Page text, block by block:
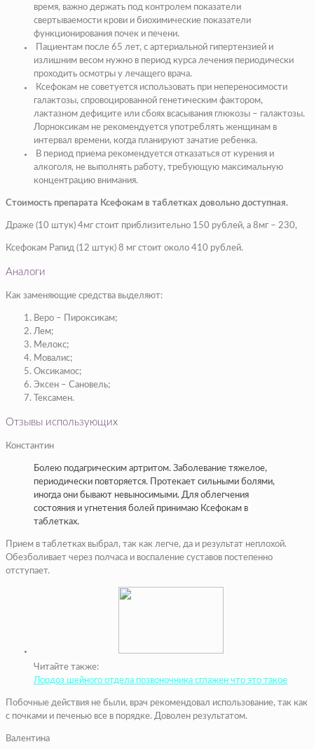
время, важно держать под контролем показатели
свертываемости крови и биохимические показатели
функционирования почек и печени.
Пациентам после 65 лет, с артериальной гипертензией и
излишним весом нужно в период курса лечения периодически
проходить осмотры у лечащего врача.
Ксефокам не советуется использовать при непереносимости
галактозы, спровоцированной генетическим фактором,
лактазном дефиците или сбоях всасывания глюкозы – галактозы.
Лорноксикам не рекомендуется употреблять женщинам в
интервал времени, когда планируют зачатие ребенка.
В период приема рекомендуется отказаться от курения и
алкоголя, не выполнять работу, требующую максимальную
концентрацию внимания.
Стоимость препарата Ксефокам в таблетках довольно доступная.
Драже (10 штук) 4мг стоит приблизительно 150 рублей, а 8мг – 230,
Ксефокам Рапид (12 штук) 8 мг стоит около 410 рублей.
Аналоги
Как заменяющие средства выделяют:
Веро – Пироксикам;
Лем;
Мелокс;
Мовалис;
Оксикамос;
Эксен – Сановель;
Тексамен.
Отзывы использующих
Константин
Болею подагрическим артритом. Заболевание тяжелое,
периодически повторяется. Протекает сильными болями,
иногда они бывают невыносимыми. Для облегчения
состояния и угнетения болей принимаю Ксефокам в
таблетках.
Прием в таблетках выбрал, так как легче, да и результат неплохой.
Обезболивает через полчаса и воспаление суставов постепенно
отступает.
Читайте также:
Лордоз шейного отдела позвоночника сглажен что это такое
Побочные действия не были, врач рекомендовал использование, так как
с почками и печенью все в порядке. Доволен результатом.
Валентина